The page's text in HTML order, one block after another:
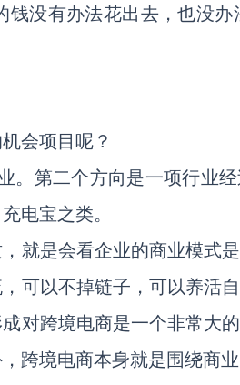
没有办法花出去，也没办
会项目呢？
。第二个方向是一项行业
电宝之类。
就是会看企业的商业模式
可以不掉链子，可以养活
对跨境电商是一个非常大
跨境电商本身就是围绕商业